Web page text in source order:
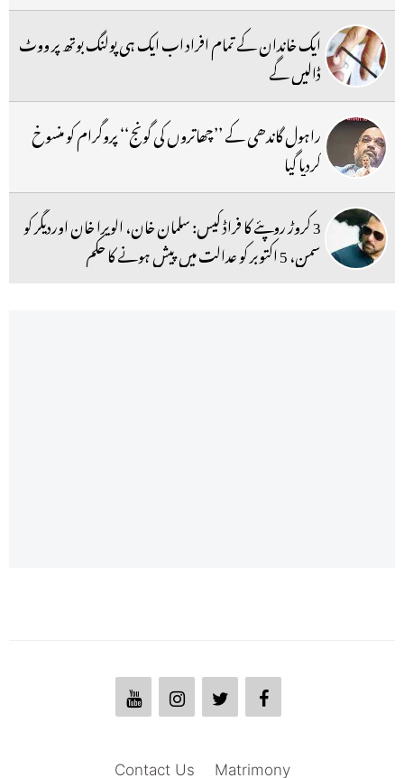
ایک خاندان کے تمام افراد اب ایک ہی پولنگ بوتھ پر ووٹ
ڈالیں گے
راہول گاندھی کے ’’چھاتروں کی گونج‘‘ پروگرام کو منسوخ
کردیا گیا
3 کروڑ روپئے کا فراڈ کیس: سلمان خان، الویرا خان اوردیگر کو
سمن، 5 اکتوبر کو عدالت میں پیش ہونے کا حکم
Matrimony
Contact Us